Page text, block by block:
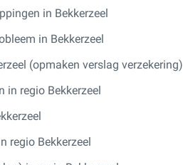
in Bekkerzeel
in Bekkerzeel
(opmaken verslag verzekering)
in regio Bekkerzeel
regio Bekkerzeel